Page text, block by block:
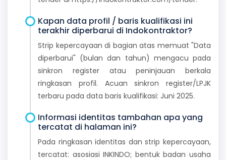
Kapan data profil / baris kualifikasi ini
terakhir diperbarui di Indokontraktor?
Strip kepercayaan di bagian atas memuat "Data
diperbarui" (bulan dan tahun) mengacu pada
sinkron register atau peninjauan berkala
ringkasan profil. Acuan sinkron register/LPJK
terbaru pada data baris kualifikasi: Juni 2025.
Informasi identitas tambahan apa yang
tercatat di halaman ini?
Pada ringkasan identitas dan strip kepercayaan,
tercatat: asosiasi INKINDO; bentuk badan usaha